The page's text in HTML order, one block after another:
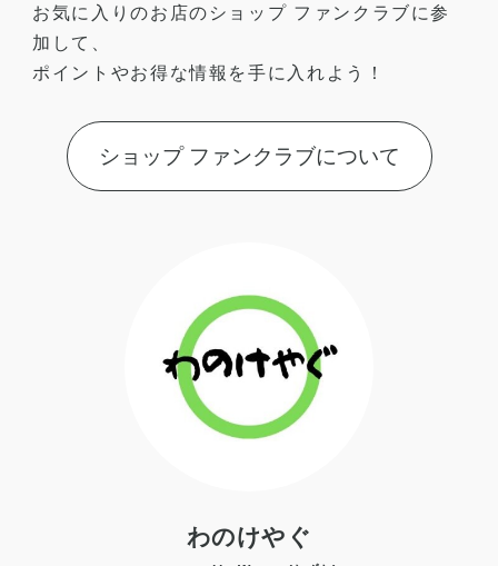
お気に入りのお店のショップ ファンクラブに参
加して、
ポイントやお得な情報を手に入れよう！
ショップ ファンクラブについて
わのけやぐ